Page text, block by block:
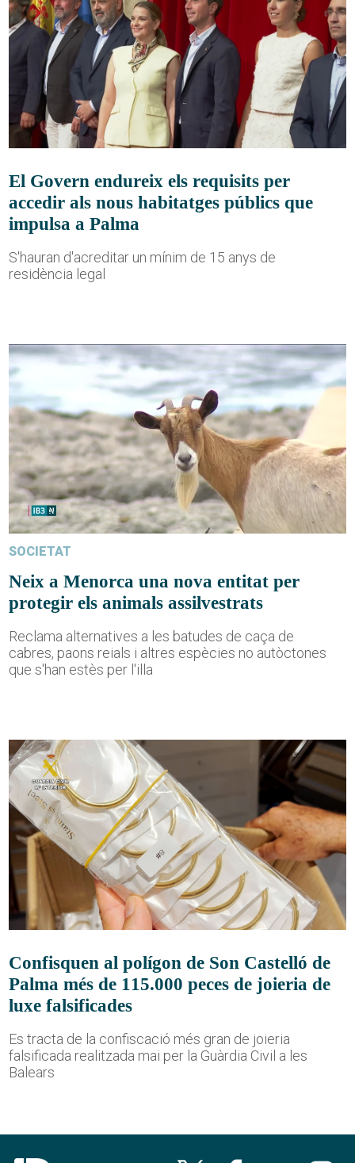
El Govern endureix els requisits per
accedir als nous habitatges públics que
impulsa a Palma
S'hauran d'acreditar un mínim de 15 anys de
residència legal
SOCIETAT
Neix a Menorca una nova entitat per
protegir els animals assilvestrats
Reclama alternatives a les batudes de caça de
cabres, paons reials i altres espècies no autòctones
que s'han estès per l'illa
Confisquen al polígon de Son Castelló de
Palma més de 115.000 peces de joieria de
luxe falsificades
Es tracta de la confiscació més gran de joieria
falsificada realitzada mai per la Guàrdia Civil a les
Balears